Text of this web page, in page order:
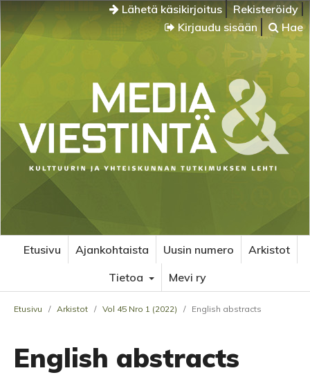
Lähetä käsikirjoitus
Rekisteröidy
Kirjaudu sisään
Hae
Etusivu Ajankohtaista Uusin numero
Arkistot
Tietoa
Mevi ry
Etusivu / Arkistot / Vol 45 Nro 1 (2022) / English abstracts
English abstracts